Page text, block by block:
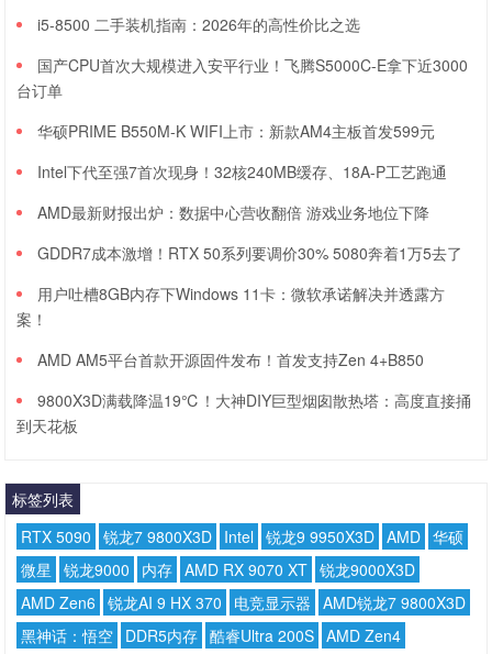
i5-8500 二手装机指南：2026年的高性价比之选
国产CPU首次大规模进入安平行业！飞腾S5000C-E拿下近3000
台订单
华硕PRIME B550M-K WIFI上市：新款AM4主板首发599元
Intel下代至强7首次现身！32核240MB缓存、18A-P工艺跑通
AMD最新财报出炉：数据中心营收翻倍 游戏业务地位下降
GDDR7成本激增！RTX 50系列要调价30% 5080奔着1万5去了
用户吐槽8GB内存下Windows 11卡：微软承诺解决并透露方
案！
AMD AM5平台首款开源固件发布！首发支持Zen 4+B850
9800X3D满载降温19℃！大神DIY巨型烟囱散热塔：高度直接捅
到天花板
标签列表
RTX 5090
锐龙7 9800X3D Intel 锐龙9 9950X3D AMD 华硕
微星
锐龙9000 内存 AMD RX 9070 XT 锐龙9000X3D
AMD Zen6
锐龙AI 9 HX 370 电竞显示器
AMD锐龙7 9800X3D
黑神话：悟空 DDR5内存 酷睿Ultra 200S AMD Zen4